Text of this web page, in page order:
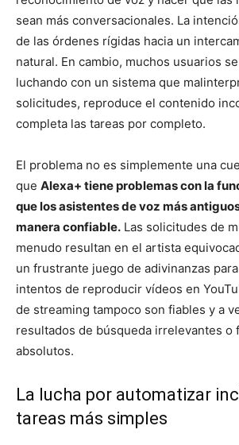
sean más conversacionales. La
de las órdenes rígidas hacia un
natural. En cambio, muchos usuarios
luchando con un sistema que
solicitudes, reproduce el contenido
completa las tareas por completo.
El problema no es simplemente una
que Alexa+ tiene problemas con la
que los asistentes de voz más
manera confiable. Las solicitudes de
menudo resultan en el artista
un frustrante juego de adivinanzas
intentos de reproducir vídeos en
de streaming tampoco son fiables y a
resultados de búsqueda irrelevantes o
absolutos.
La lucha por automatizar
tareas más simples